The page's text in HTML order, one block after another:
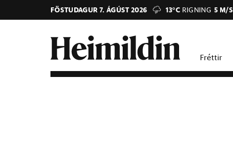
FÖSTUDAGUR 7. ÁGÚST 2026 13°C RIGNING 5 M/S
Fréttir